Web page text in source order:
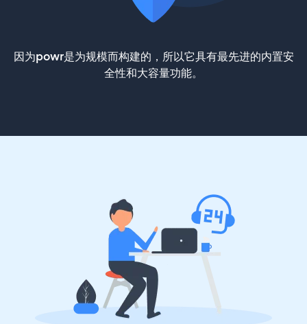
因为powr是为规模而构建的，所以它具有最先进的内置安
全性和大容量功能。